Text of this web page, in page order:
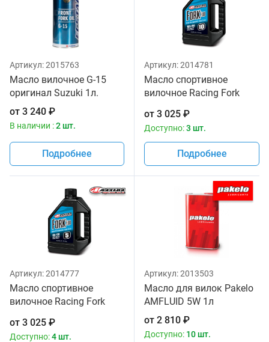
Артикул:2015763
Масло вилочное G-15
оригинал Suzuki 1л.
от 3 240 ₽
В наличии :2 шт.
Подробнее
Артикул:2014781
Масло спортивное
вилочное Racing Fork
Maxima 1 литр
от 3 025 ₽
Доступно:3 шт.
Подробнее
Артикул:2014777
Масло спортивное
вилочное Racing Fork
1 литр
от 3 025 ₽
Доступно:4 шт.
Артикул:2013503
Масло для вилок Pakelo
AMFLUID 5W 1л
от 2 810 ₽
Доступно: 10 шт.